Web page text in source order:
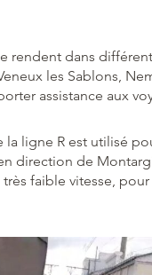
rendent dans
les Sablons,
assistance aux
la ligne R est utilisé
direction de
très faible vitesse,